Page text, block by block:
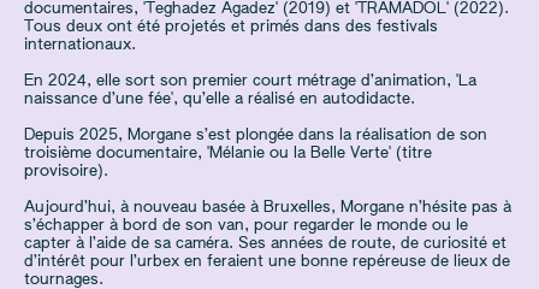
documentaires, 'Teghadez Agadez' (2019) et 'TRAMADOL' (2022).
Tous deux ont été projetés et primés dans des festivals
internationaux.
En 2024, elle sort son premier court métrage d’animation, 'La
naissance d’une fée', qu’elle a réalisé en autodidacte.
Depuis 2025, Morgane s’est plongée dans la réalisation de son
troisième documentaire, 'Mélanie ou la Belle Verte' (titre
provisoire).
Aujourd’hui, à nouveau basée à Bruxelles, Morgane n’hésite pas à
s’échapper à bord de son van, pour regarder le monde ou le
capter à l’aide de sa caméra. Ses années de route, de curiosité et
d’intérêt pour l’urbex en feraient une bonne repéreuse de lieux de
tournages.